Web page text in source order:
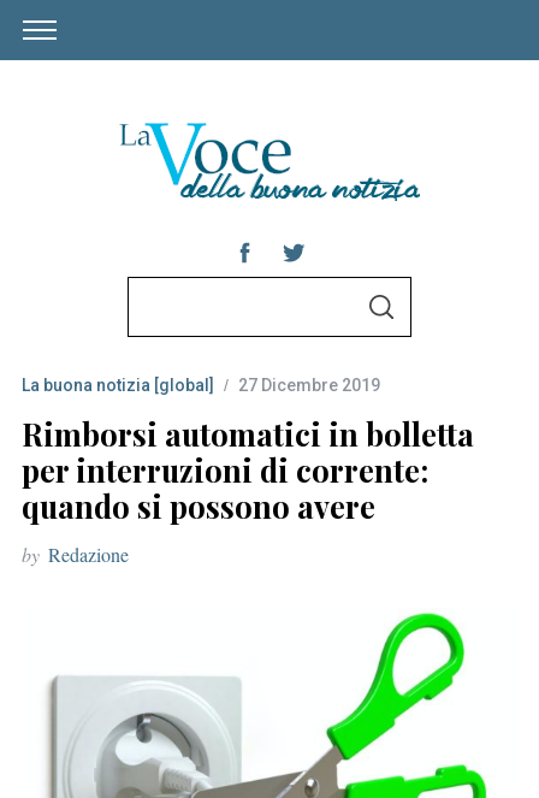
r
c
h
r
S
C
La buona notizia [global] 27 Dicembre 2019
Rimborsi automatici in bolletta
per interruzioni di corrente:
quando si possono avere
by Redazione